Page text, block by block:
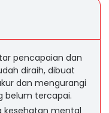
pencapaian dan
diraih, dibuat
dan mengurangi
belum tercapai.
mental